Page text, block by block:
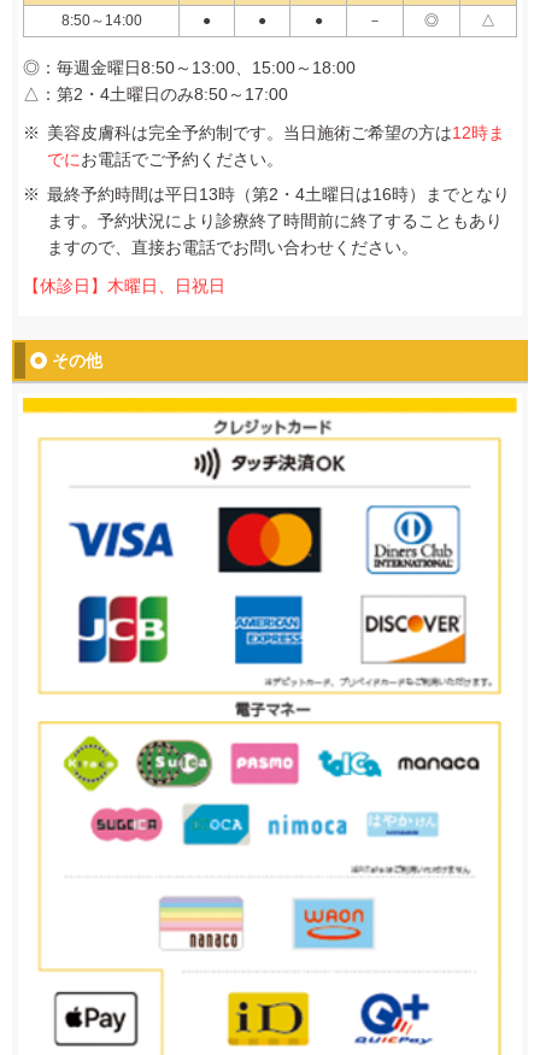
8:50～14:00 ● ● ● － ◎ △
◎：毎週金曜日8:50～13:00、15:00～18:00
△：第2・4土曜日のみ8:50～17:00
美容皮膚科は完全予約制です。当日施術ご希望の方は12時ま
でにお電話でご予約ください。
最終予約時間は平日13時（第2・4土曜日は16時）までとなり
ます。予約状況により診療終了時間前に終了することもあり
ますので、直接お電話でお問い合わせください。
【休診日】木曜日、日祝日
その他